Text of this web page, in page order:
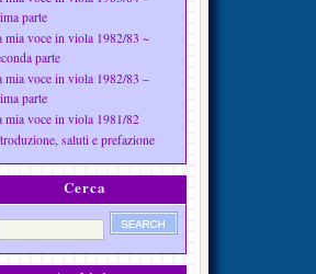
parte
mia voce in viola 1982/83 ~
parte
mia voce in viola 1982/83 –
parte
mia voce in viola 1981/82
saluti e prefazione
Cerca